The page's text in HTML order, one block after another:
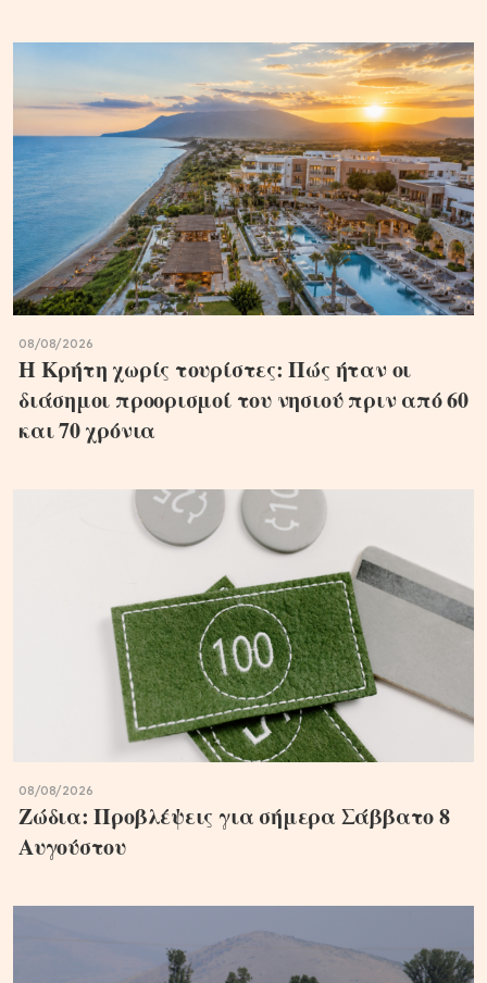
08/08/2026
Η Κρήτη χωρίς τουρίστες: Πώς ήταν οι
διάσημοι προορισμοί του νησιού πριν από 60
και 70 χρόνια
08/08/2026
Ζώδια: Προβλέψεις για σήμερα Σάββατο 8
Αυγούστου